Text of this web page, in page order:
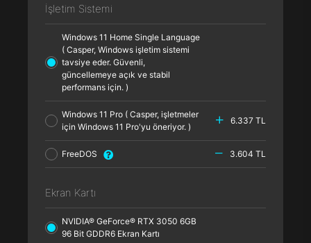
İşletim Sistemi
Windows 11 Home Single Language
( Casper, Windows işletim sistemi
tavsiye eder. Güvenli,
güncellemeye açık ve stabil
performans için. )
Windows 11 Pro ( Casper, işletmeler
için Windows 11 Pro'yu öneriyor. )
6.337 TL
FreeDOS 3.604 TL
Ekran Kartı
NVIDIA® GeForce® RTX 3050 6GB
96 Bit GDDR6 Ekran Kartı